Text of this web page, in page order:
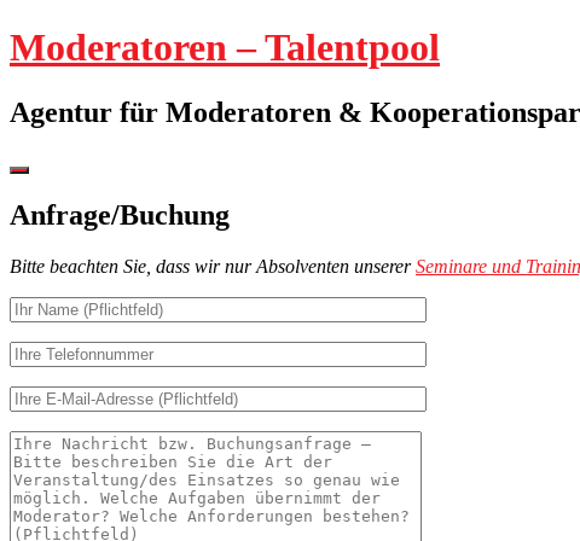
Springe
zum
Moderatoren – Talentpool
Agentur für Moderatoren &
Seitenleiste
Anfrage/Buchung
Bitte beachten Sie, dass wir nur Absolventen unsererSeminare und